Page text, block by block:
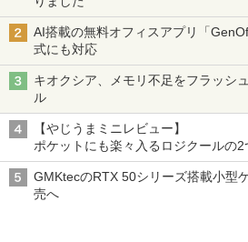
AI搭載の無料オフィスアプリ「
式にも対応
キオクシア、メモリ不足をフラッシ
ル
【やじうまミニレビュー】
ポケットにも楽々入るロジクールの
Fold」。その気になるギミックとは
GMKtecのRTX 50シリーズ搭載小型
売へ